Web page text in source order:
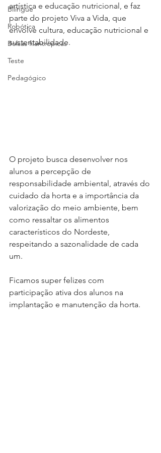
Bilíngue
Robótica
Bolsas filantrópicas
Teste
Pedagógico
artística e educação nutricional, e faz
parte do projeto Viva a Vida, que
envolve cultura, educação nutricional e
sustentabilidade.
O projeto busca desenvolver nos
alunos a percepção de
responsabilidade ambiental, através do
cuidado da horta e a importância da
valorização do meio ambiente, bem
como ressaltar os alimentos
característicos do Nordeste,
respeitando a sazonalidade de cada
um.
Ficamos super felizes com
participação ativa dos alunos na
implantação e manutenção da horta.